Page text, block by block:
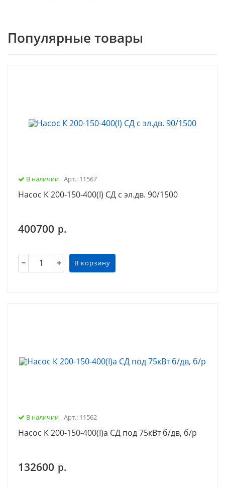
Популярные товары
В наличии Арт.: 11567
Насос К 200-150-400(I) СД с эл.дв. 90/1500
400700 р.
В корзину
В наличии Арт.: 11562
Насос К 200-150-400(I)а СД под 75кВт б/дв, б/р
132600 р.